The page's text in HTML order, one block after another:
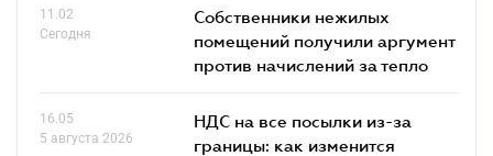
11.02
Сегодня
Собственники нежилых
помещений получили аргумент
против начислений за тепло
16.05
5 августа 2026
НДС на все посылки из-за
границы: как изменится